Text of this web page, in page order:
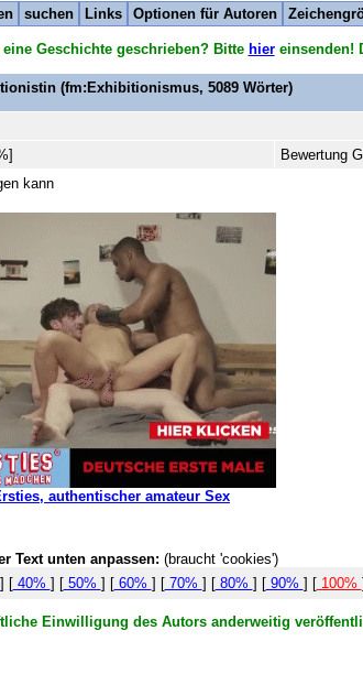
suchen Links Optionen für Autoren
Geschichte geschrieben? Bitte hiereinsenden!
(fm:Exhibitionismus, 5089 Wörter)
Bewertung
kann
authentischer amateur Sex
Text unten anpassen: (braucht 'cookies')
] [40% ] [50% ] [60% ] [70% ] [80% ] [90% ] [100%
Einwilligung des Autors anderweitig